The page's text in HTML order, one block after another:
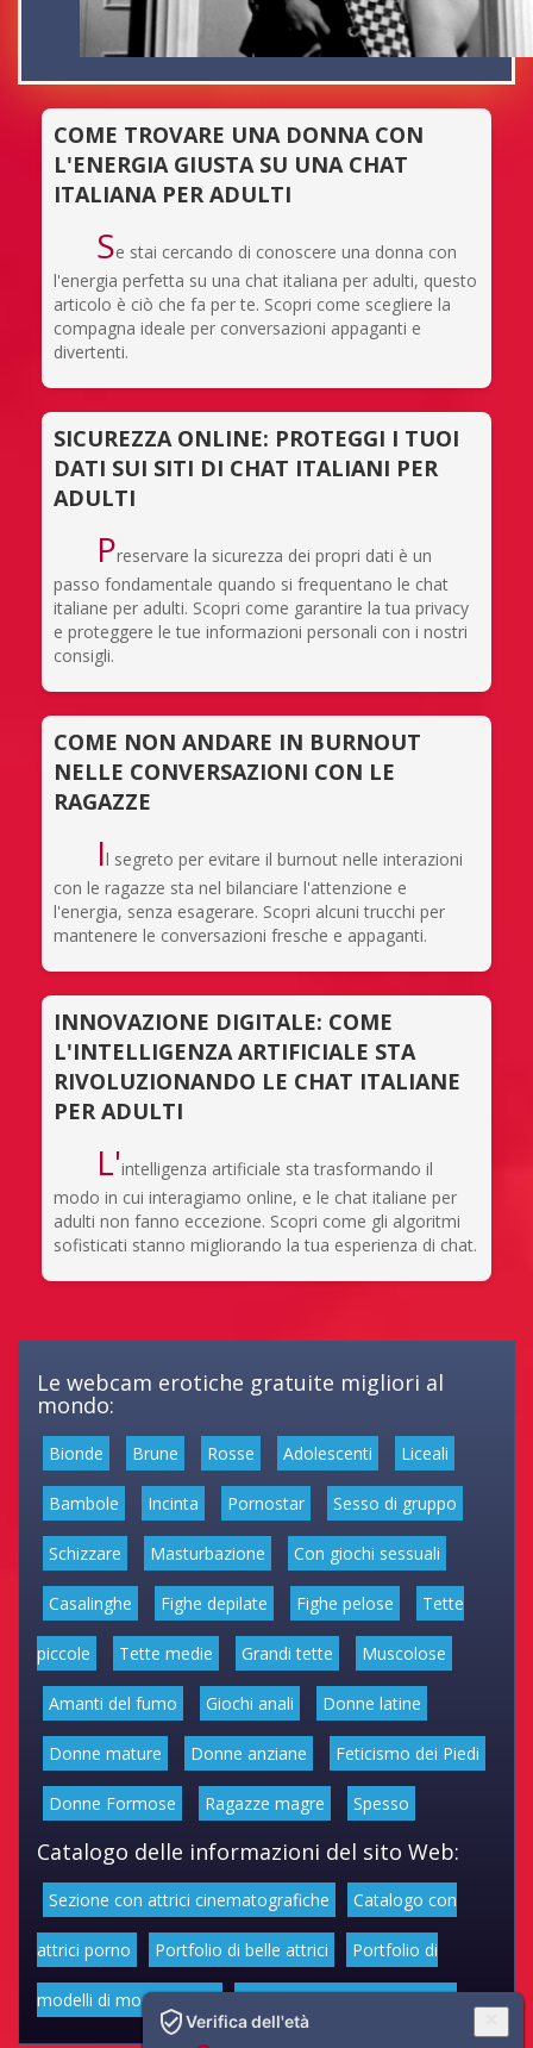
COME TROVARE UNA DONNA CON
L'ENERGIA GIUSTA SU UNA CHAT
ITALIANA PER ADULTI
Se stai cercando di conoscere una donna con
l'energia perfetta su una chat italiana per adulti, questo
articolo è ciò che fa per te. Scopri come scegliere la
compagna ideale per conversazioni appaganti e
divertenti.
SICUREZZA ONLINE: PROTEGGI I TUOI
DATI SUI SITI DI CHAT ITALIANI PER
ADULTI
Preservare la sicurezza dei propri dati è un
passo fondamentale quando si frequentano le chat
italiane per adulti. Scopri come garantire la tua privacy
e proteggere le tue informazioni personali con i nostri
consigli.
COME NON ANDARE IN BURNOUT
NELLE CONVERSAZIONI CON LE
RAGAZZE
Il segreto per evitare il burnout nelle interazioni
con le ragazze sta nel bilanciare l'attenzione e
l'energia, senza esagerare. Scopri alcuni trucchi per
mantenere le conversazioni fresche e appaganti.
INNOVAZIONE DIGITALE: COME
L'INTELLIGENZA ARTIFICIALE STA
RIVOLUZIONANDO LE CHAT ITALIANE
PER ADULTI
L'intelligenza artificiale sta trasformando il
modo in cui interagiamo online, e le chat italiane per
adulti non fanno eccezione. Scopri come gli algoritmi
sofisticati stanno migliorando la tua esperienza di chat.
Le webcam erotiche gratuite migliori al
mondo:
Bionde Brune Rosse Adolescenti Liceali
Bambole Incinta Pornostar Sesso di gruppo
Schizzare Masturbazione Con giochi sessuali
Casalinghe Fighe depilate Fighe pelose Tette
piccole Tette medie Grandi tette Muscolose
Amanti del fumo Giochi anali Donne latine
Donne mature Donne anziane Feticismo dei Piedi
Donne Formose Ragazze magre Spesso
Catalogo delle informazioni del sito Web:
Sezione con attrici cinematografiche Catalogo con
attrici porno Portfolio di belle attrici Portfolio di
modelli di moda volgari Affascinanti star dello sport
Verifica dell'età